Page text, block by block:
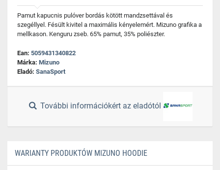
Pamut kapucnis pulóver bordás kötött mandzsettával és
szegéllyel. Fésült kivitel a maximális kényelemért. Mizuno grafika a
mellkason. Kenguru zseb. 65% pamut, 35% poliészter.
Ean: 5059431340822
Márka: Mizuno
Eladó: SanaSport
További információkért az eladótól
WARIANTY PRODUKTÓW MIZUNO HOODIE